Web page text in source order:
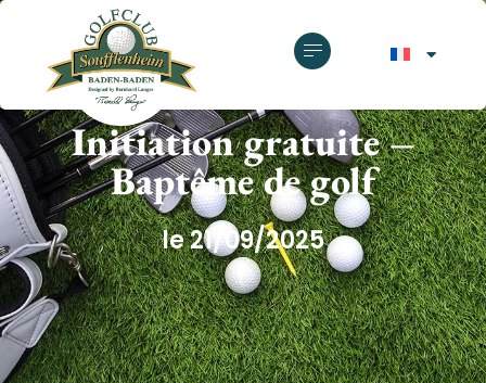
GOLF CLUB SOUFFLENHEIM
Initiation gratuite –
Baptême de golf
le 21/09/2025